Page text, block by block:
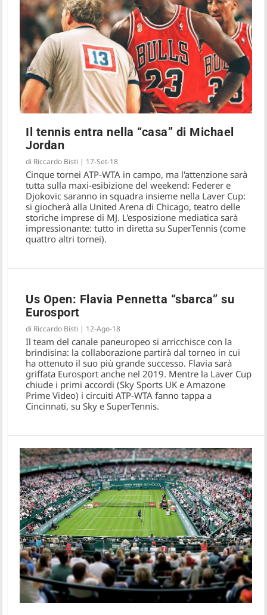
Il tennis entra nella “casa” di Michael
Jordan
di Riccardo Bisti | 17-Set-18
Cinque tornei ATP-WTA in campo, ma l'attenzione sarà
tutta sulla maxi-esibizione del weekend: Federer e
Djokovic saranno in squadra insieme nella Laver Cup:
si giocherà alla United Arena di Chicago, teatro delle
storiche imprese di MJ. L'esposizione mediatica sarà
impressionante: tutto in diretta su SuperTennis (come
quattro altri tornei).
Us Open: Flavia Pennetta “sbarca” su
Eurosport
di Riccardo Bisti | 12-Ago-18
Il team del canale paneuropeo si arricchisce con la
brindisina: la collaborazione partirà dal torneo in cui
ha ottenuto il suo più grande successo. Flavia sarà
griffata Eurosport anche nel 2019. Mentre la Laver Cup
chiude i primi accordi (Sky Sports UK e Amazone
Prime Video) i circuiti ATP-WTA fanno tappa a
Cincinnati, su Sky e SuperTennis.